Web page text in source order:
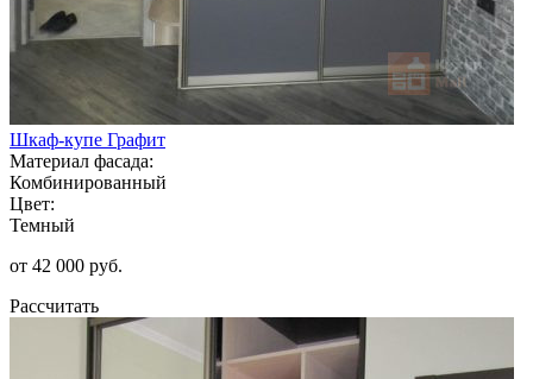
Шкаф-купе Графит
Материал фасада:
Комбинированный
Цвет:
Темный
от 42 000 руб.
Рассчитать